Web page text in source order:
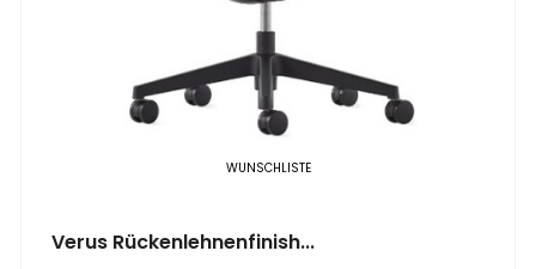
WUNSCHLISTE
Verus Rückenlehnenfinish...